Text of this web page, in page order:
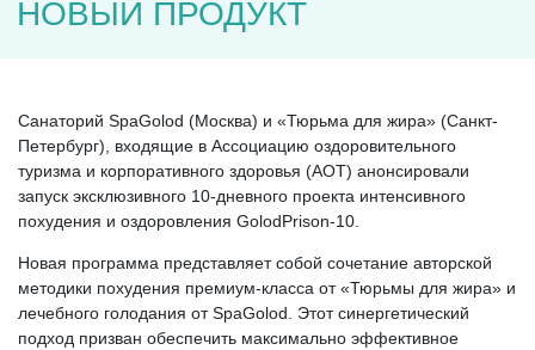
НОВЫЙ ПРОДУКТ
Санаторий SpaGolod (Москва) и «Тюрьма для жира» (Санкт-
Петербург), входящие в Ассоциацию оздоровительного
туризма и корпоративного здоровья (АОТ) анонсировали
запуск эксклюзивного 10-дневного проекта интенсивного
похудения и оздоровления GolodPrison-10.
Новая программа представляет собой сочетание авторской
методики похудения премиум-класса от «Тюрьмы для жира» и
лечебного голодания от SpaGolod. Этот синергетический
подход призван обеспечить максимально эффективное